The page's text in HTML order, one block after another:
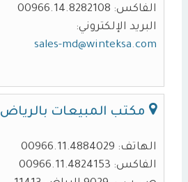
الفاكس: 00966.14.8282108
البريد الإلكتروني:
sales-md@winteksa.com
مكتب المبيعات بالرياض
الهاتف: 00966.11.4884029
الفاكس: 00966.11.4824153